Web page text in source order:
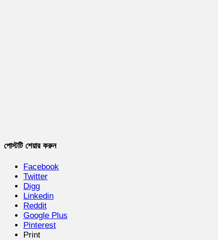
পোস্টটি শেয়ার করুন
Facebook
Twitter
Digg
Linkedin
Reddit
Google Plus
Pinterest
Print